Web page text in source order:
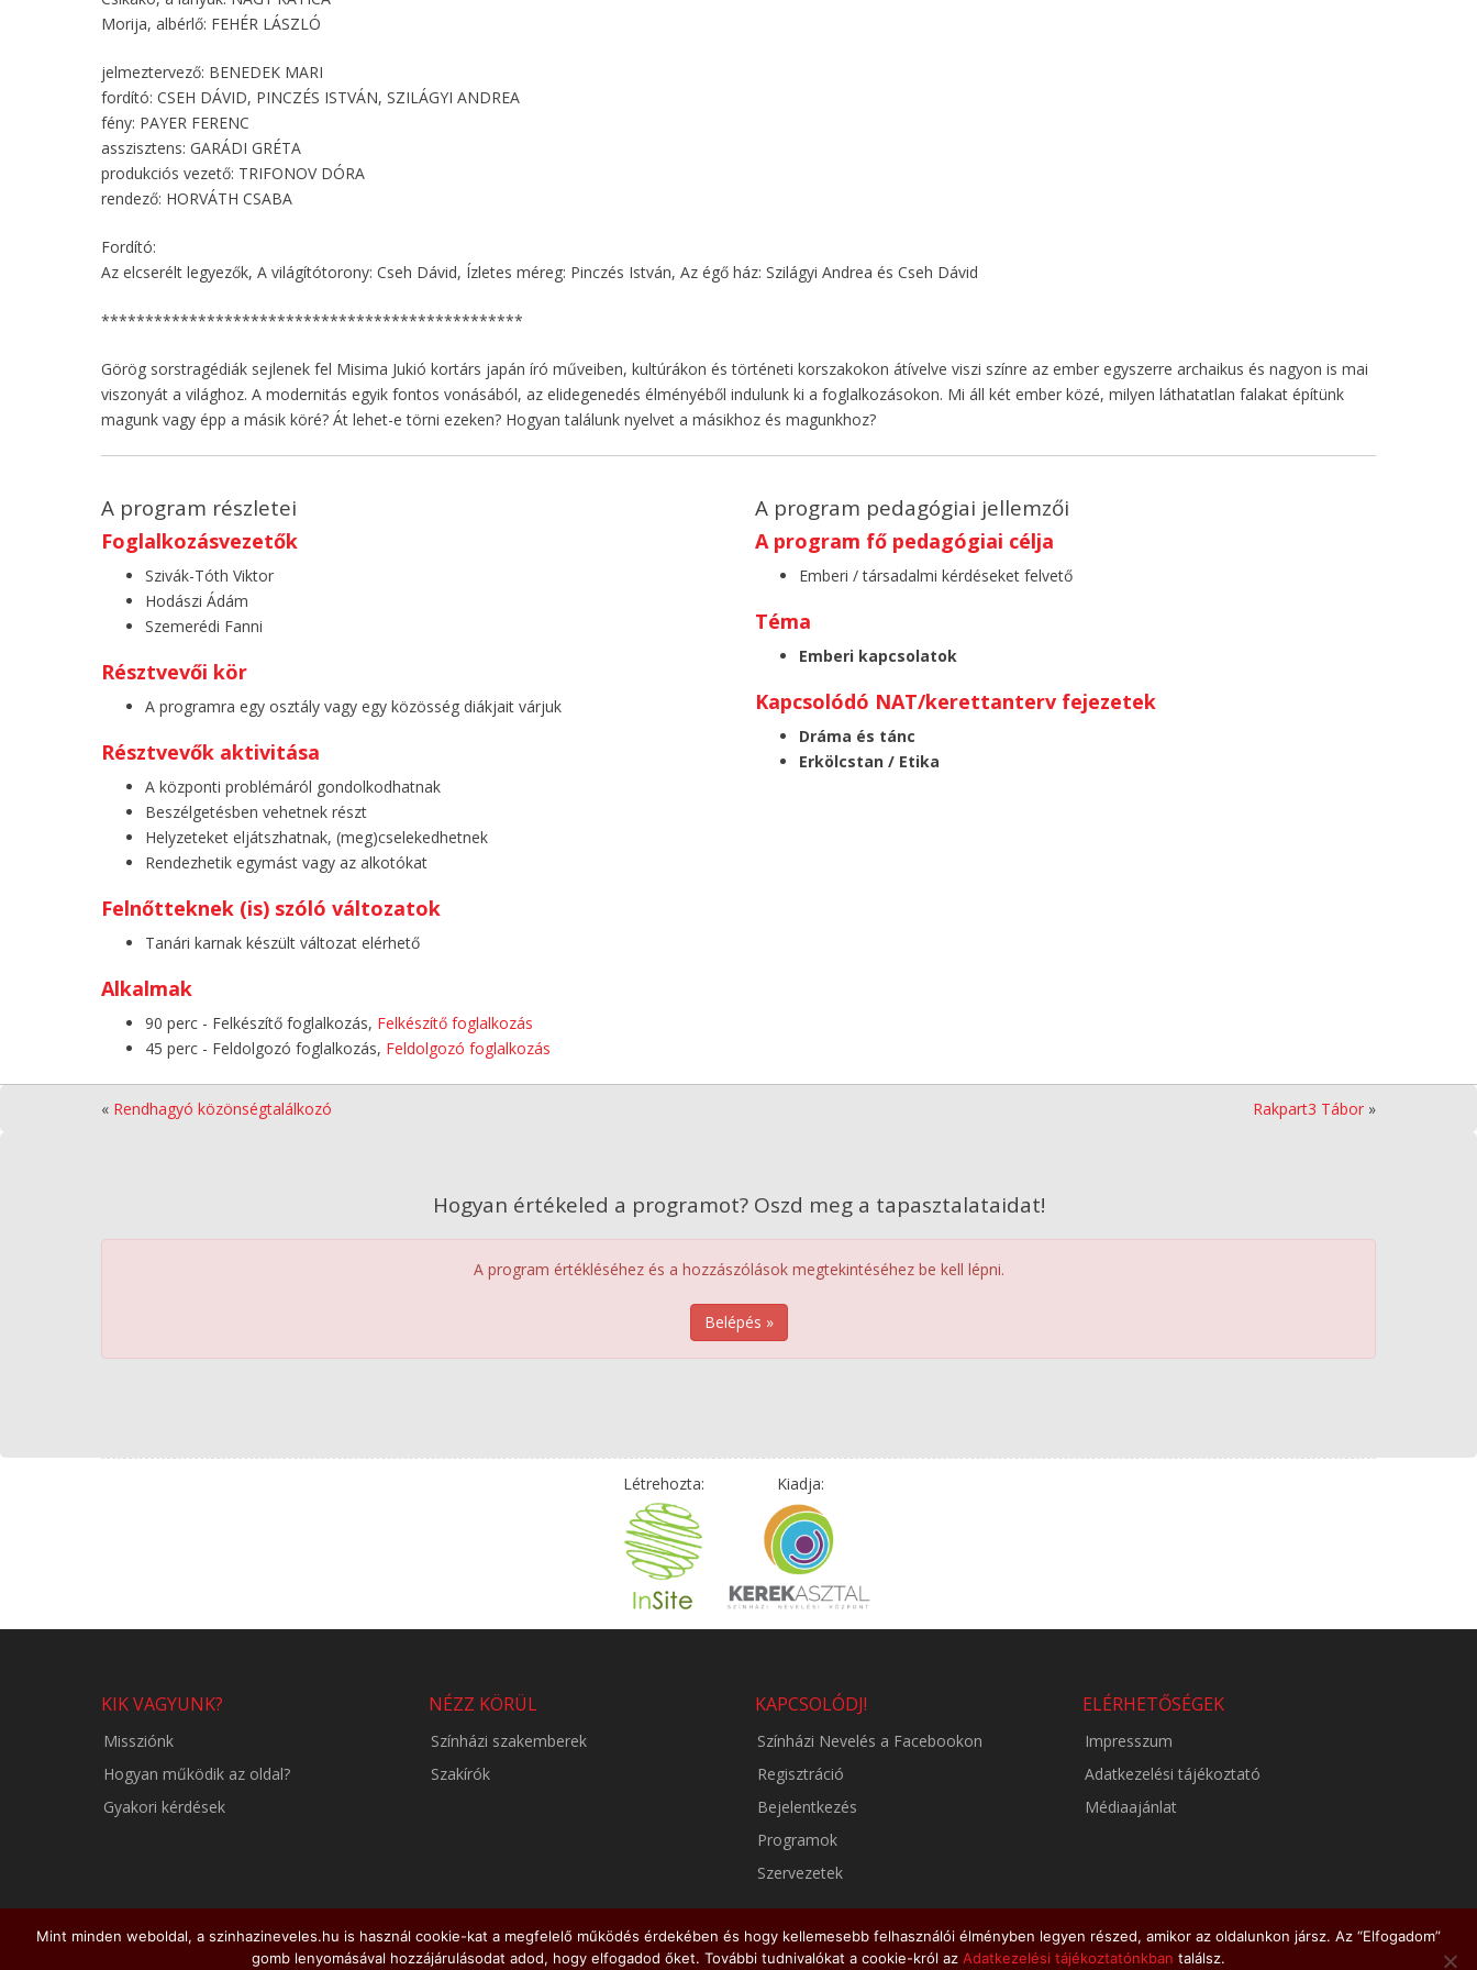
Morija, albérlő: FEHÉR LÁSZLÓ
jelmeztervező: BENEDEK MARI
fordító: CSEH DÁVID, PINCZÉS ISTVÁN, SZILÁGYI ANDREA
fény: PAYER FERENC
asszisztens: GARÁDI GRÉTA
produkciós vezető: TRIFONOV DÓRA
rendező: HORVÁTH CSABA
Fordító:
Az elcserélt legyezők, A világítótorony: Cseh Dávid, Ízletes méreg: Pinczés István, Az égő ház: Szilágyi Andrea és Cseh Dávid
************************************************
Görög sorstragédiák sejlenek fel Misima Jukió kortárs japán író műveiben, kultúrákon és történeti korszakokon átívelve viszi színre az ember egyszerre archaikus és nagyon is mai
viszonyát a világhoz. A modernitás egyik fontos vonásából, az elidegenedés élményéből indulunk ki a foglalkozásokon. Mi áll két ember közé, milyen láthatatlan falakat építünk
magunk vagy épp a másik köré? Át lehet-e törni ezeken? Hogyan találunk nyelvet a másikhoz és magunkhoz?
A program részletei
Foglalkozásvezetők
Szivák-Tóth Viktor
Hodászi Ádám
Szemerédi Fanni
Résztvevői kör
A programra egy osztály vagy egy közösség diákjait várjuk
Résztvevők aktivitása
A központi problémáról gondolkodhatnak
Beszélgetésben vehetnek részt
Helyzeteket eljátszhatnak, (meg)cselekedhetnek
Rendezhetik egymást vagy az alkotókat
Felnőtteknek (is) szóló változatok
Tanári karnak készült változat elérhető
Alkalmak
90 perc - Felkészítő foglalkozás, Felkészítő foglalkozás
45 perc - Feldolgozó foglalkozás, Feldolgozó foglalkozás
A program pedagógiai jellemzői
A program fő pedagógiai célja
Emberi / társadalmi kérdéseket felvető
Téma
Emberi kapcsolatok
Kapcsolódó NAT/kerettanterv fejezetek
Dráma és tánc
Erkölcstan / Etika
« Rendhagyó közönségtalálkozó Rakpart3 Tábor »
Hogyan értékeled a programot? Oszd meg a tapasztalataidat!
A program értékléséhez és a hozzászólások megtekintéséhez be kell lépni.
Belépés »
Létrehozta: Kiadja:
KIK VAGYUNK?
Missziónk
Hogyan működik az oldal?
Gyakori kérdések
NÉZZ KÖRÜL
Színházi szakemberek
Szakírók
KAPCSOLÓDJ!
Színházi Nevelés a Facebookon
Regisztráció
Bejelentkezés
Programok
Szervezetek
ELÉRHETŐSÉGEK
Impresszum
Adatkezelési tájékoztató
Médiaajánlat
© 2026 - szinhazineveles.hu
Mint minden weboldal, a szinhazineveles.hu is használ cookie-kat a megfelelő működés érdekében és hogy kellemesebb felhasználói élményben legyen részed, amikor az oldalunkon jársz. Az “Elfogadom”
gomb lenyomásával hozzájárulásodat adod, hogy elfogadod őket. További tudnivalókat a cookie-król az Adatkezelési tájékoztatónkban találsz.